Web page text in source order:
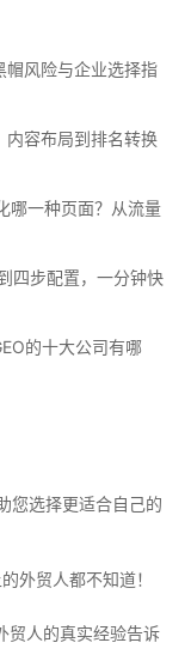
帽风险与企业选择指
内容布局到排名转换
哪一种页面？从流量
四步配置，一分钟快
的十大公司有哪
您选择更适合自己的
外贸人都不知道！
贸人的真实经验告诉